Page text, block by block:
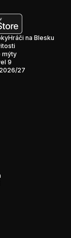
Hráči na Blesku
mýty
9
27